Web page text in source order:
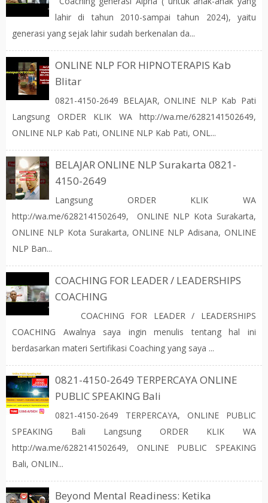
lahir di tahun 2010-sampai tahun 2024), yaitu
generasi yang sejak lahir sudah berkenalan da...
ONLINE NLP FOR HIPNOTERAPIS Kab
Blitar
0821-4150-2649 BELAJAR, ONLINE NLP Kab Pati
Langsung ORDER KLIK WA http://wa.me/6282141502649,
ONLINE NLP Kab Pati, ONLINE NLP Kab Pati, ONL...
BELAJAR ONLINE NLP Surakarta 0821-
4150-2649
Langsung ORDER KLIK WA
http://wa.me/6282141502649, ONLINE NLP Kota Surakarta,
ONLINE NLP Kota Surakarta, ONLINE NLP Adisana, ONLINE
NLP Ban...
COACHING FOR LEADER / LEADERSHIPS
COACHING
COACHING FOR LEADER / LEADERSHIPS
COACHING Awalnya saya ingin menulis tentang hal ini
berdasarkan materi Sertifikasi Coaching yang saya ...
0821-4150-2649 TERPERCAYA ONLINE
PUBLIC SPEAKING Bali
0821-4150-2649 TERPERCAYA, ONLINE PUBLIC
SPEAKING Bali Langsung ORDER KLIK WA
http://wa.me/6282141502649, ONLINE PUBLIC SPEAKING
Bali, ONLIN...
Beyond Mental Readiness: Ketika